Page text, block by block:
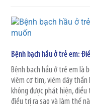
Bệnh bạch hầu ở trẻ em:
Bệnh bạch hầu ở trẻ em là
viêm cơ tim, viêm dây thần
không được phát hiện, điều
điều trị ra sao và làm thế